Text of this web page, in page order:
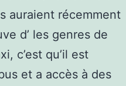
auraient récemment
d’ les genres de
c’est qu’il est
et a accès à des